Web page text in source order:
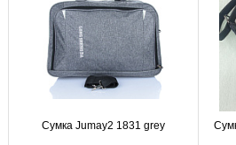
Сумка Jumay2 1831 grey